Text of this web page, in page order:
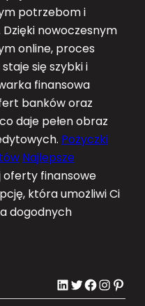
potrzebom i
nowoczesnym
online, proces
się szybki i
finansowa
banków oraz
daje pełen obraz
Pożyczki
Najlepsze
oferty finansowe
która umożliwi Ci
dogodnych
LinkedIn Twitter Facebook Instagram Pinterest